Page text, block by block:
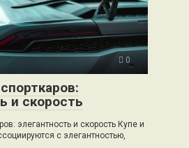
0
и скорость
элегантность и скорость Купе и
с элегантностью,